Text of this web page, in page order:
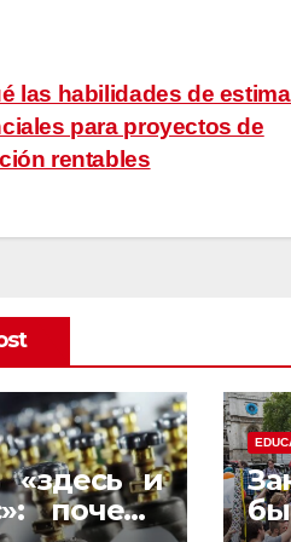
las habilidades de
para proyectos de
rentables
«здесь и
почему